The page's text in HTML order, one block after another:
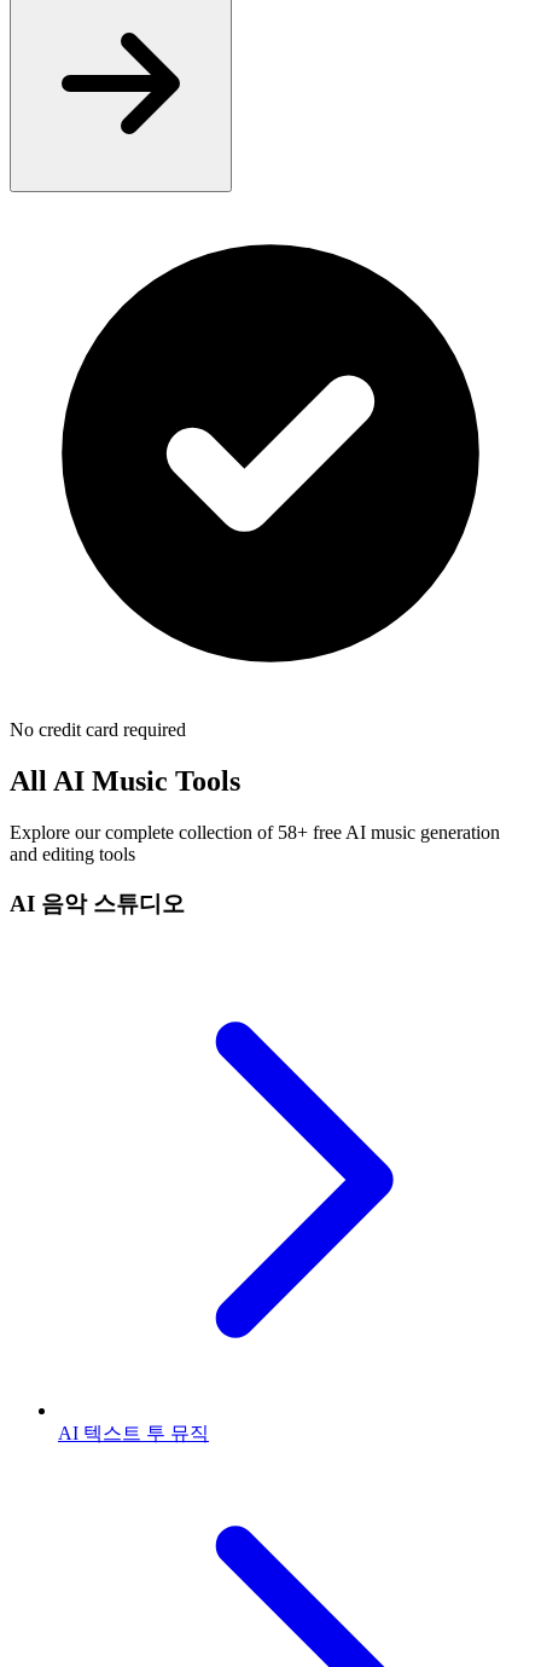
No credit card required
All AI Music Tools
Explore our complete collection of 58+ free AI music generation
and editing tools
AI 음악 스튜디오
AI 텍스트 투 뮤직